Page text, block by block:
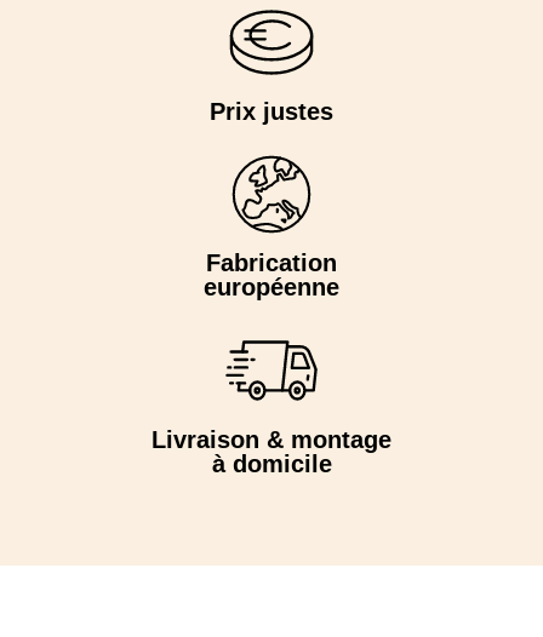
Prix justes
Fabrication
européenne
Livraison & montage
à domicile